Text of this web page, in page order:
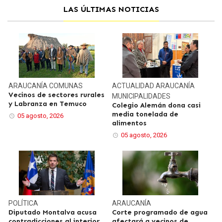
LAS ÚLTIMAS NOTICIAS
ARAUCANÍACOMUNAS
Vecinos de sectores rurales
y Labranza en Temuco
05 agosto, 2026
ACTUALIDAD ARAUCANÍA
MUNICIPALIDADES
Colegio Alemán dona casi
media tonelada de
alimentos
05 agosto, 2026
POLÍTICA
Diputado Montalva acusa
ARAUCANÍA
Corte programado de agua